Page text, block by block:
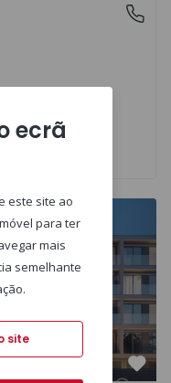
- 1418014 - 5
ecrã
este site ao
para ter
mais
semelhante
site